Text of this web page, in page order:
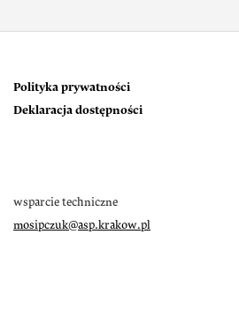
Polityka prywatności
Deklaracja dostępności
wsparcie techniczne
mosipczuk@asp.krakow.pl